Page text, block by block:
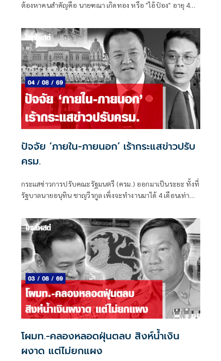
ต้องหาคนสำคัญคือ นายฑณา เกิดทอง หรือ "ไอ้ป๋อง" อายุ 43
ปัจจัย ‘ภายใน-ภายนอก’ เร้ากระแสข่าวปรับ
ครม.
กระแสข่าวการปรับคณะรัฐมนตรี (ครม.) ออกมาเป็นระยะ ทั้งที่
รัฐบาลนายอนุทิน ชาญวีรกูล เพิ่งจะทำงานมาได้ 4 เดือนเท่านั้น
อย่างเร็วที่สุดจะปรับกันทุก 6 เดือน หรือครึ่งปี
โผมท.-คลองหลอดฝุ่นตลบ สิงห์น้ำเงิน
ผงาด แต่ไม่ยกแผง